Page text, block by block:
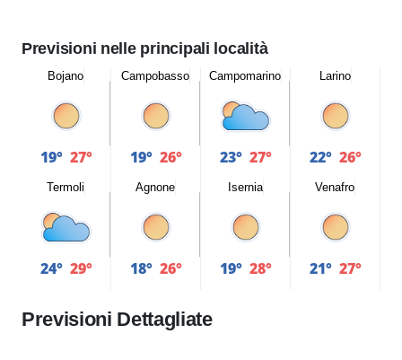
Previsioni nelle principali località
Bojano
19° 27°
Campobasso
19° 26°
Campomarino
23° 27°
Larino
22° 26°
Termoli
24° 29°
Agnone
18° 26°
Isernia
19° 28°
Venafro
21° 27°
Previsioni Dettagliate